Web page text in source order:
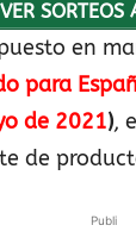
VER SORTEOS
en
para
de 2021),
de
Publi